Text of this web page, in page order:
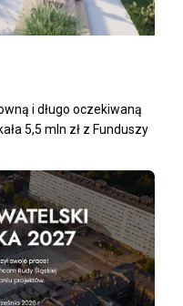
i długo oczekiwaną
5,5 mln zł z Funduszy